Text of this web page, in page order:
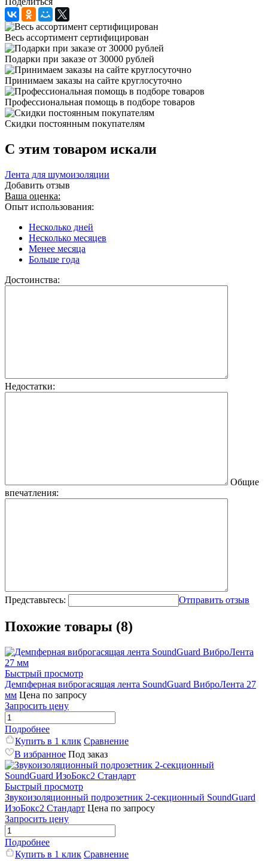
Весь ассортимент сертифицирован
Подарки при заказе от 30000 рублей
Принимаем заказы на сайте круглосуточно
Профессиональная помощь в подборе товаров
Скидки постоянным покупателям
C этим товаром искали
Лента для шумоизоляции
Добавить отзыв
Ваша оценка:
Опыт использования:
Несколько дней
Несколько месяцев
Менее месяца
Больше года
Достоинства:
Недостатки:
Общие
впечатления:
Представьтесь: Отправить отзыв
Похожие товары (8)
Быстрый просмотр
Демпферная виброгасящая лента SoundGuard ВиброЛента 27
мм Цена по запросу
Запросить цену
Подробнее
Купить в 1 клик Сравнение
В избранное Под заказ
Быстрый просмотр
Звукоизоляционный подрозетник 2-секционный SoundGuard
ИзоБокс2 Стандарт Цена по запросу
Запросить цену
Подробнее
Купить в 1 клик Сравнение